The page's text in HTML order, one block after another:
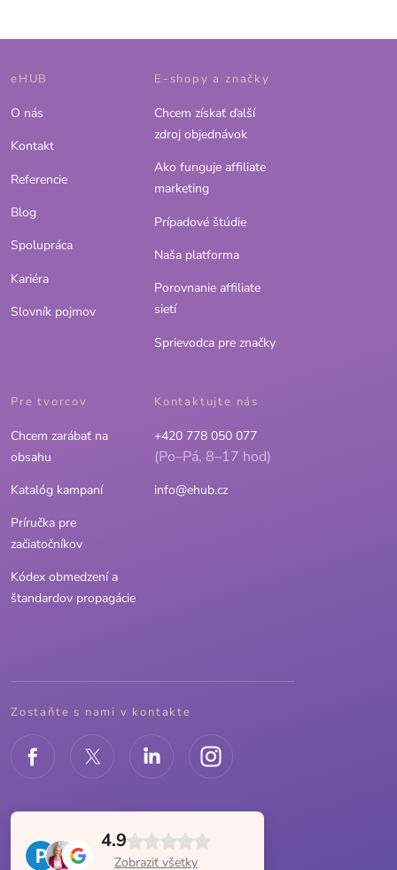
eHUB
O nás
Kontakt
Referencie
Blog
Spolupráca
Kariéra
Slovník pojmov
E-shopy a značky
Chcem získať ďalší
zdroj objednávok
Ako funguje affiliate
marketing
Prípadové štúdie
Naša platforma
Porovnanie affiliate
sietí
Sprievodca pre značky
Pre tvorcov
Chcem zarábať na
obsahu
Katalóg kampaní
Príručka pre
začiatočníkov
Kódex obmedzení a
štandardov propagácie
Kontaktujte nás
+420 778 050 077
(Po–Pá, 8–17 hod)
info@ehub.cz
Zostaňte s nami v kontakte
4.9
Zobraziť všetky